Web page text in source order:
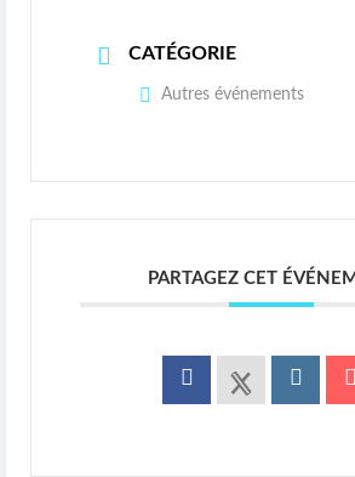
CATÉGORIE
Autres événements
PARTAGEZ CET